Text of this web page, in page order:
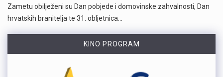
Zametu obilježeni su Dan pobjede i domovinske zahvalnosti, Dan
hrvatskih branitelja te 31. obljetnica…
KINO PROGRAM